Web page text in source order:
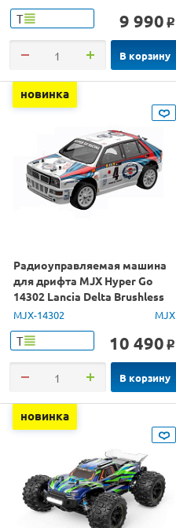
Т 9 990 o
В корзину
новинка
Радиоуправляемая машина
для дрифта MJX Hyper Go
14302 Lancia Delta Brushless
4WD 2.4G LED 1/14 RTR
MJX-14302 MJX
Т 10 490 o
В корзину
новинка